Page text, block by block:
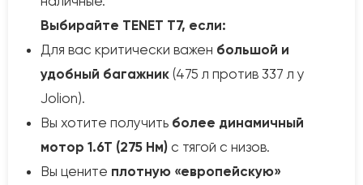
Выбирайте TENET T7, если:
Для вас критически важен большой и
удобный багажник (475 л против 337 л у
Jolion).
Вы хотите получить более динамичный
мотор 1.6Т (275 Нм) с тягой с низов.
Вы цените плотную «европейскую»